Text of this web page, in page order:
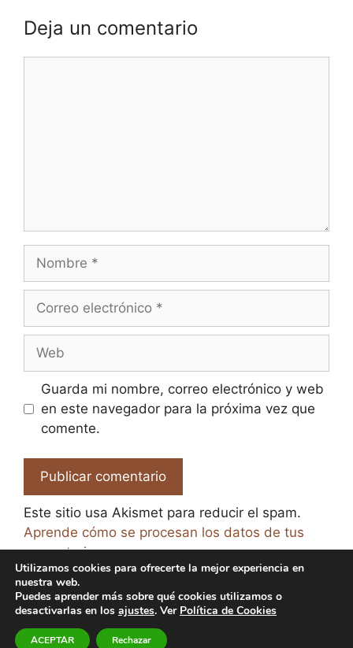
Deja un comentario
electrónico
Guarda mi nombre, correo electrónico y web
en este navegador para la próxima vez que
comente.
Este sitio usa Akismet para reducir el spam.
Aprende cómo se procesan los datos de tus
comentarios.
© 2026 El Paraíso de la Cerveza -
Utilizamos cookies para ofrecerte la mejor experiencia en
nuestra web.
Puedes aprender más sobre qué cookies utilizamos o
desactivarlas en los ajustes. Ver Política de Cookies
ACEPTAR Rechazar